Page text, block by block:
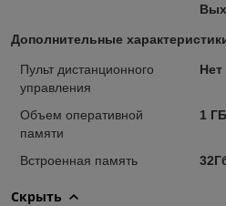
Дополнительные
Пульт дистанционного
управления
Нет
Объем оперативной
памяти
1 ГБ
Встроенная память
Скрыть